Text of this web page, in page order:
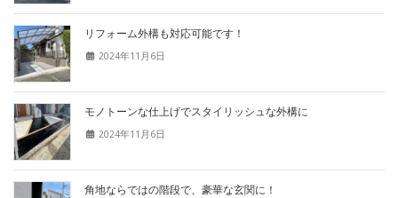
リフォーム外構も対応可能です！
2024年11月6日
モノトーンな仕上げでスタイリッシュな外構に
2024年11月6日
角地ならではの階段で、豪華な玄関に！